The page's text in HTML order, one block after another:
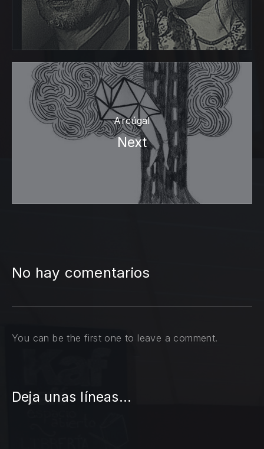
Arcúgal
Next
No hay comentarios
You can be the first one to leave a comment.
Deja unas líneas...